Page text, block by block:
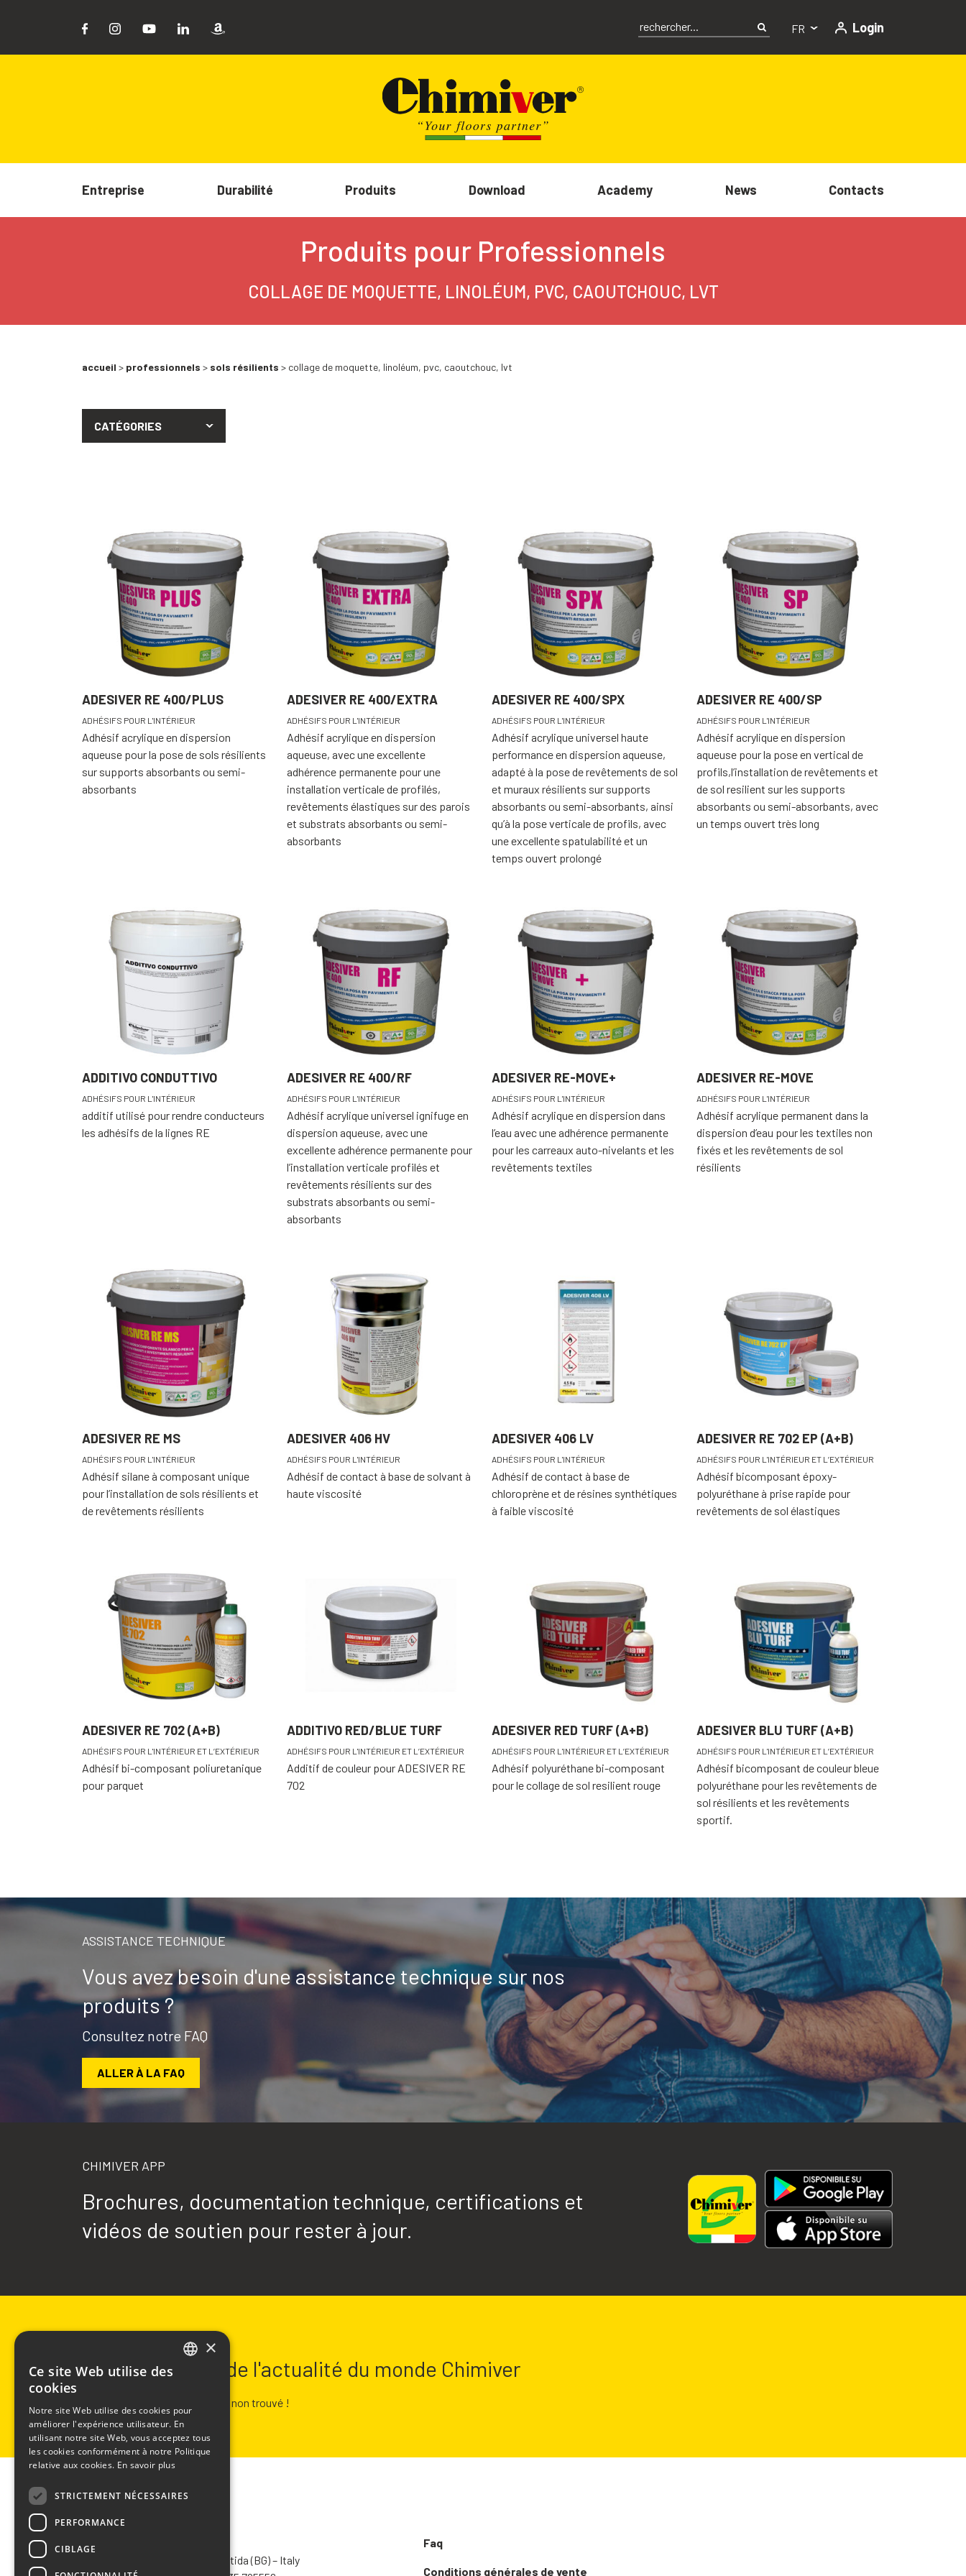
FR Login
Entreprise Durabilité Produits Download Academy News Contacts
Produits pour Professionnels
COLLAGE DE MOQUETTE, LINOLÉUM, PVC, CAOUTCHOUC, LVT
accueil > professionnels > sols résilients > collage de moquette, linoléum, pvc, caoutchouc, lvt
CATÉGORIES
ADESIVER RE 400/PLUS
ADHÉSIFS POUR L'INTÉRIEUR
Adhésif acrylique en dispersion
aqueuse pour la pose de sols résilients
sur supports absorbants ou semi-
absorbants
ADESIVER RE 400/EXTRA
ADHÉSIFS POUR L'INTÉRIEUR
Adhésif acrylique en dispersion
aqueuse, avec une excellente
adhérence permanente pour une
installation verticale de profilés,
revêtements élastiques sur des parois
et substrats absorbants ou semi-
absorbants
ADESIVER RE 400/SPX
ADHÉSIFS POUR L'INTÉRIEUR
Adhésif acrylique universel haute
performance en dispersion aqueuse,
adapté à la pose de revêtements de sol
et muraux résilients sur supports
absorbants ou semi-absorbants, ainsi
qu’à la pose verticale de profils, avec
une excellente spatulabilité et un
temps ouvert prolongé
ADESIVER RE 400/SP
ADHÉSIFS POUR L'INTÉRIEUR
Adhésif acrylique en dispersion
aqueuse pour la pose en vertical de
profils,l’installation de revêtements et
de sol resilient sur les supports
absorbants ou semi-absorbants, avec
un temps ouvert très long
ADDITIVO CONDUTTIVO
ADHÉSIFS POUR L'INTÉRIEUR
additif utilisé pour rendre conducteurs
les adhésifs de la lignes RE
ADESIVER RE 400/RF
ADHÉSIFS POUR L'INTÉRIEUR
Adhésif acrylique universel ignifuge en
dispersion aqueuse, avec une
excellente adhérence permanente pour
l’installation verticale profilés et
revêtements résilients sur des
substrats absorbants ou semi-
absorbants
ADESIVER RE-MOVE+
ADHÉSIFS POUR L'INTÉRIEUR
Adhésif acrylique en dispersion dans
l’eau avec une adhérence permanente
pour les carreaux auto-nivelants et les
revêtements textiles
ADESIVER RE-MOVE
ADHÉSIFS POUR L'INTÉRIEUR
Adhésif acrylique permanent dans la
dispersion d’eau pour les textiles non
fixés et les revêtements de sol
résilients
ADESIVER RE MS
ADHÉSIFS POUR L'INTÉRIEUR
Adhésif silane à composant unique
pour l’installation de sols résilients et
de revêtements résilients
ADESIVER 406 HV
ADHÉSIFS POUR L'INTÉRIEUR
Adhésif de contact à base de solvant à
haute viscosité
ADESIVER 406 LV
ADHÉSIFS POUR L'INTÉRIEUR
Adhésif de contact à base de
chloroprène et de résines synthétiques
à faible viscosité
ADESIVER RE 702 EP (A+B)
ADHÉSIFS POUR L'INTÉRIEUR ET L’EXTÉRIEUR
Adhésif bicomposant époxy-
polyuréthane à prise rapide pour
revêtements de sol élastiques
ADESIVER RE 702 (A+B)
ADHÉSIFS POUR L'INTÉRIEUR ET L’EXTÉRIEUR
Adhésif bi-composant poliuretanique
pour parquet
ADDITIVO RED/BLUE TURF
ADHÉSIFS POUR L'INTÉRIEUR ET L’EXTÉRIEUR
Additif de couleur pour ADESIVER RE
702
ADESIVER RED TURF (A+B)
ADHÉSIFS POUR L'INTÉRIEUR ET L’EXTÉRIEUR
Adhésif polyuréthane bi-composant
pour le collage de sol resilient rouge
ADESIVER BLU TURF (A+B)
ADHÉSIFS POUR L'INTÉRIEUR ET L’EXTÉRIEUR
Adhésif bicomposant de couleur bleue
polyuréthane pour les revêtements de
sol résilients et les revêtements
sportif.
ASSISTANCE TECHNIQUE
Vous avez besoin d'une assistance technique sur nos
produits ?
Consultez notre FAQ
ALLER À LA FAQ
CHIMIVER APP
Brochures, documentation technique, certifications et
vidéos de soutien pour rester à jour.
Restez informé de l'actualité du monde Chimiver
Formulaire de contact non trouvé !
CHIMIVER PANSERI S.p.A.
Via Bergamo, 1401 – 24030 Pontida (BG) – Italy
Faq
Conditions générales de vente
SPANISH
×
Ce site Web utilise des
cookies
Notre site Web utilise des cookies pour
améliorer l'expérience utilisateur. En
utilisant notre site Web, vous acceptez tous
les cookies conformément à notre Politique
relative aux cookies. En savoir plus
STRICTEMENT NÉCESSAIRES
PERFORMANCE
CIBLAGE